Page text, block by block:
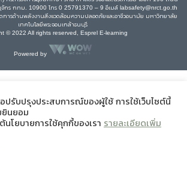
จักร กทม. 10900 โทร 0 25791370 – 9 อีเมล์ labsafety@nrct.go.th
ารด้านพลังงานสิ่งแวดล้อมความปลอดภัยและอาชีวอนามัย มหาวิทยาลัย
เทคโนโลยีพระจอมเกล้าธนบุรี
© 2022 All rights reserved, Esprel E-learning
Powered by
ปรับปรุงประสบการณ์ของผู้ใช้ การใช้เว็บไซต์นี้
ยินยอม
นโยบายการใช้คุกกี้ของเรา รายละเอียดเพิ่ม